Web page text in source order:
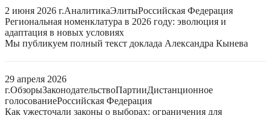
2 июня 2026 г.АналитикаЭлитыРоссийская Федерация
Региональная номенклатура в 2026 году: эволюция и
адаптация в новых условиях
Мы публикуем полный текст доклада Александра Кынева
29 апреля 2026
г.ОбзорыЗаконодательствоПартииДистанционное
голосованиеРоссийская Федерация
Как ужесточали законы о выборах: ограничения для